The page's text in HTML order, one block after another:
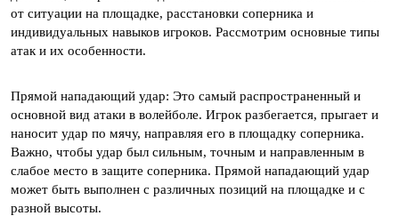
от ситуации на площадке, расстановки соперника и
индивидуальных навыков игроков. Рассмотрим основные типы
атак и их особенности.
Прямой нападающий удар: Это самый распространенный и
основной вид атаки в волейболе. Игрок разбегается, прыгает и
наносит удар по мячу, направляя его в площадку соперника.
Важно, чтобы удар был сильным, точным и направленным в
слабое место в защите соперника. Прямой нападающий удар
может быть выполнен с различных позиций на площадке и с
разной высоты.